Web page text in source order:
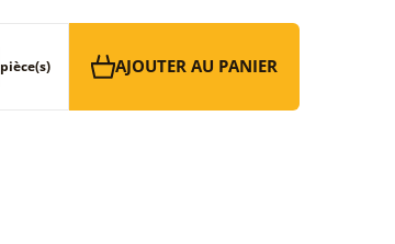
pièce(s) AJOUTER AU PANIER